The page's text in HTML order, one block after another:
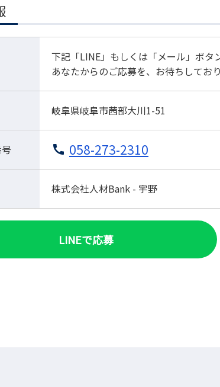
下記「LINE」もしくは「メール」ボタ
あなたからのご応募を、お待ちしており
岐阜県岐阜市茜部大川1-51
058-273-2310
株式会社人材Bank - 宇野
LINEで応募